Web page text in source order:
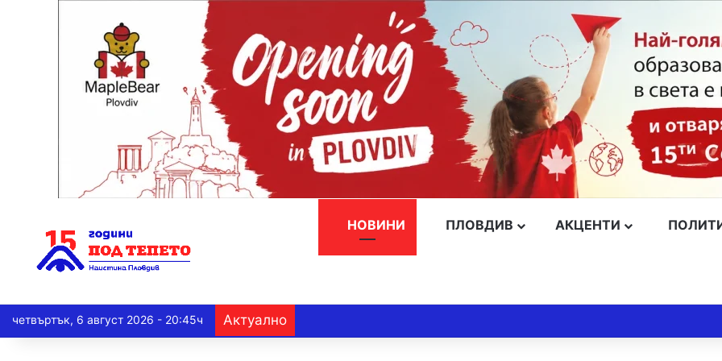
НОВИНИ ПЛОВДИВ АКЦЕНТИ
четвъртък, 6 август 2026 - 20:45ч Актуално